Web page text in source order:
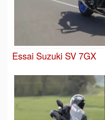
Essai Suzuki SV 7GX